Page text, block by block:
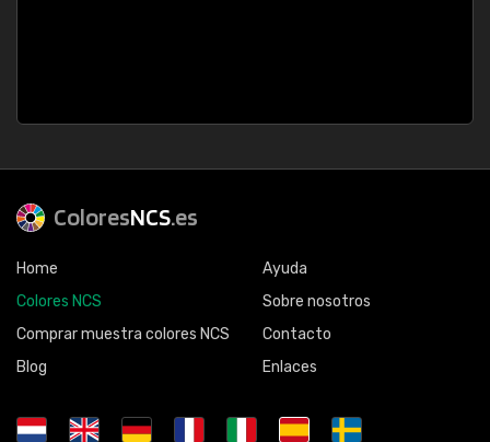
ColoresNCS.es
Home
Colores NCS
Comprar muestra colores NCS
Blog
Ayuda
Sobre nosotros
Contacto
Enlaces